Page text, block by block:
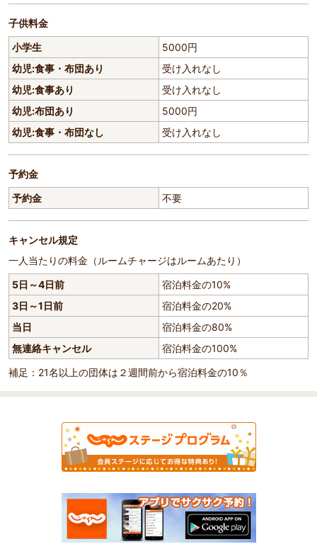
子供料金
小学生
5000円
幼児:食事・布団あり
受け入れなし
幼児:食事あり
受け入れなし
幼児:布団あり
5000円
幼児:食事・布団なし
受け入れなし
予約金
予約金
不要
キャンセル規定
一人当たりの料金（ルームチャージはルームあたり）
5日～4日前
宿泊料金の10%
3日～1日前
宿泊料金の20%
当日
宿泊料金の80%
無連絡キャンセル
宿泊料金の100%
補足：21名以上の団体は２週間前から宿泊料金の10％